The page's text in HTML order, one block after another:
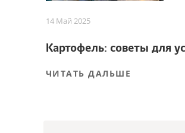
14 Май 2025
ЧИТАТЬ ДАЛЬШЕ